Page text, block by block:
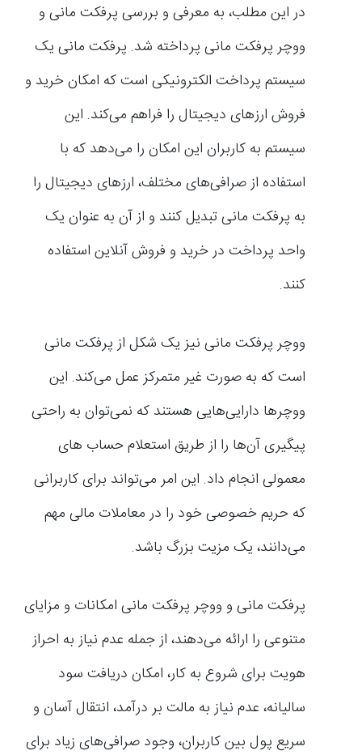
در این مطلب، به معرفی و بررسی پرفکت مانی و
ووچر پرفکت مانی پرداخته شد. پرفکت مانی یک
سیستم پرداخت الکترونیکی است که امکان خرید و
فروش ارزهای دیجیتال را فراهم می‌کند. این
سیستم به کاربران این امکان را می‌دهد که با
استفاده از صرافی‌های مختلف، ارزهای دیجیتال را
به پرفکت مانی تبدیل کنند و از آن به عنوان یک
واحد پرداخت در خرید و فروش آنلاین استفاده
کنند.
ووچر پرفکت مانی نیز یک شکل از پرفکت مانی
است که به صورت غیر متمرکز عمل می‌کند. این
ووچرها دارایی‌هایی هستند که نمی‌توان به راحتی
پیگیری آن‌ها را از طریق استعلام حساب های
معمولی انجام داد. این امر می‌تواند برای کاربرانی
که حریم خصوصی خود را در معاملات مالی مهم
می‌دانند، یک مزیت بزرگ باشد.
پرفکت مانی و ووچر پرفکت مانی امکانات و مزایای
متنوعی را ارائه می‌دهند، از جمله عدم نیاز به احراز
هویت برای شروع به کار، امکان دریافت سود
سالیانه، عدم نیاز به مالت بر درآمد، انتقال آسان و
سریع پول بین کاربران، وجود صرافی‌های زیاد برای